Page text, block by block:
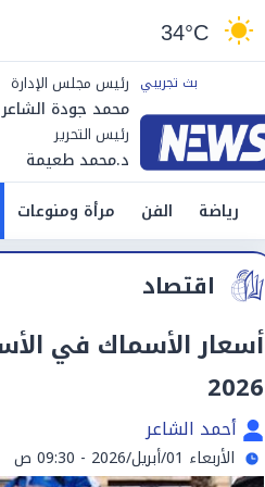
34°C
رئيس مجلس الإدارة
محمد جودة الشاعر
رئيس التحرير
د.محمد طعيمة
رياضة الفن مرأة ومنوعات
اقتصاد
2026
أحمد الشاعر
الأربعاء 01/أبريل/2026 - 09:30 ص